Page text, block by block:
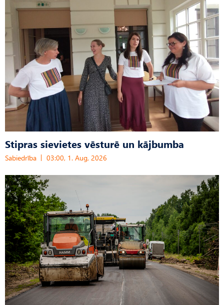
Stipras sievietes vēsturē un kājbumba
Sabiedrība 03:00, 1. Aug, 2026